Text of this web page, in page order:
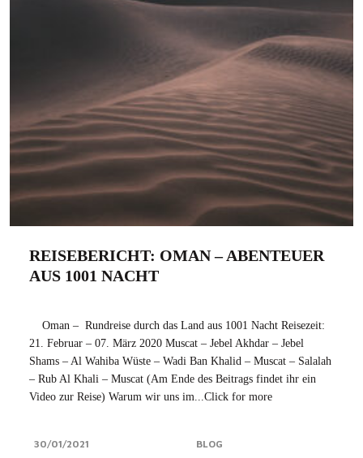
REISEBERICHT: OMAN – ABENTEUER
AUS 1001 NACHT
Oman – Rundreise durch das Land aus 1001 Nacht Reisezeit:
21. Februar – 07. März 2020 Muscat – Jebel Akhdar – Jebel
Shams – Al Wahiba Wüste – Wadi Ban Khalid – Muscat – Salalah
– Rub Al Khali – Muscat (Am Ende des Beitrags findet ihr ein
Video zur Reise) Warum wir uns im...Click for more
30/01/2021 BLOG